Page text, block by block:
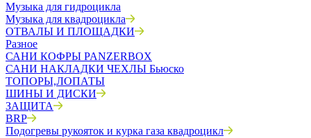
Музыка для гидроцикла
Музыка для квадроцикла
ОТВАЛЫ И ПЛОЩАДКИ
Разное
САНИ КОФРЫ PANZERBOX
САНИ НАКЛАДКИ ЧЕХЛЫ Бьюско
ТОПОРЫ,ЛОПАТЫ
ШИНЫ И ДИСКИ
ЗАЩИТА
BRP
Подогревы рукояток и курка газа квадроцикл